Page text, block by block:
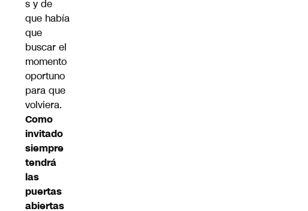
s y de
que había
que
buscar el
momento
oportuno
para que
volviera.
Como
invitado
siempre
tendrá
las
puertas
abiertas